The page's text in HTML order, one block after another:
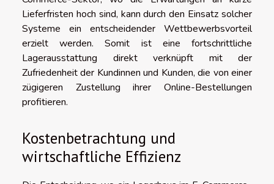
Lieferfristen hoch sind, kann durch den Einsatz solcher
Systeme ein entscheidender Wettbewerbsvorteil
erzielt werden. Somit ist eine fortschrittliche
Lagerausstattung direkt verknüpft mit der
Zufriedenheit der Kundinnen und Kunden, die von einer
zügigeren Zustellung ihrer Online-Bestellungen
profitieren.
Kostenbetrachtung und
wirtschaftliche Effizienz